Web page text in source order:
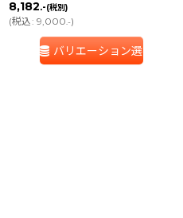
8,182.-(税別)
(税込: 9,000.-)
バリエーション選択